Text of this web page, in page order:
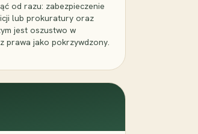
od razu: zabezpieczenie
lub prokuratury oraz
jest oszustwo w
prawa jako pokrzywdzony.